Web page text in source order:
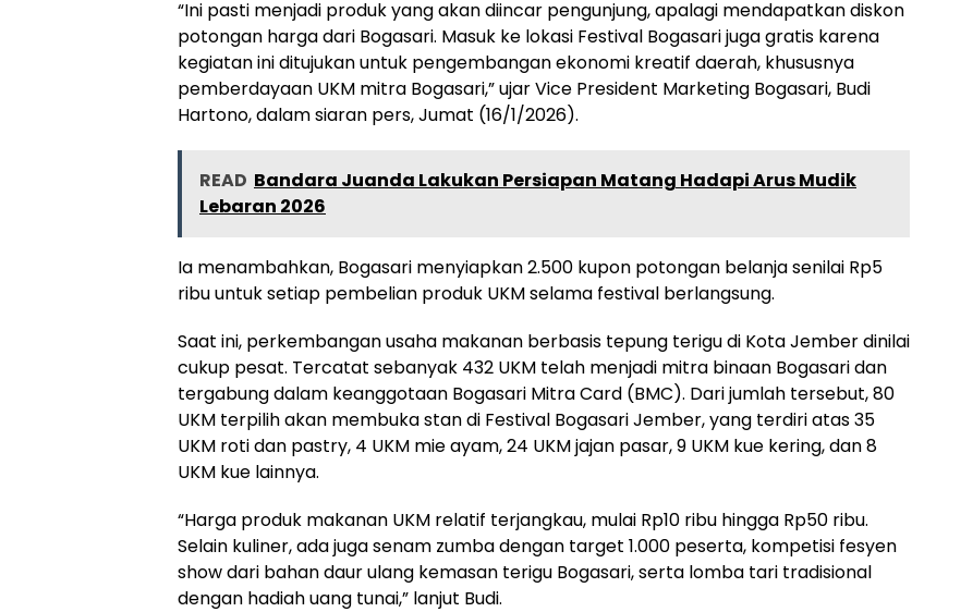
“Ini pasti menjadi produk yang akan diincar pengunjung, apalagi mendapatkan diskon
potongan harga dari Bogasari. Masuk ke lokasi Festival Bogasari juga gratis karena
kegiatan ini ditujukan untuk pengembangan ekonomi kreatif daerah, khususnya
pemberdayaan UKM mitra Bogasari,” ujar Vice President Marketing Bogasari, Budi
Hartono, dalam siaran pers, Jumat (16/1/2026).
READ Bandara Juanda Lakukan Persiapan Matang Hadapi Arus Mudik
Lebaran 2026
Ia menambahkan, Bogasari menyiapkan 2.500 kupon potongan belanja senilai Rp5
ribu untuk setiap pembelian produk UKM selama festival berlangsung.
Saat ini, perkembangan usaha makanan berbasis tepung terigu di Kota Jember dinilai
cukup pesat. Tercatat sebanyak 432 UKM telah menjadi mitra binaan Bogasari dan
tergabung dalam keanggotaan Bogasari Mitra Card (BMC). Dari jumlah tersebut, 80
UKM terpilih akan membuka stan di Festival Bogasari Jember, yang terdiri atas 35
UKM roti dan pastry, 4 UKM mie ayam, 24 UKM jajan pasar, 9 UKM kue kering, dan 8
UKM kue lainnya.
“Harga produk makanan UKM relatif terjangkau, mulai Rp10 ribu hingga Rp50 ribu.
Selain kuliner, ada juga senam zumba dengan target 1.000 peserta, kompetisi fesyen
show dari bahan daur ulang kemasan terigu Bogasari, serta lomba tari tradisional
dengan hadiah uang tunai,” lanjut Budi.